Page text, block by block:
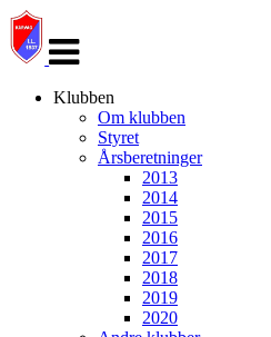
navigasjon
Klubben
Om klubben
Styret
Årsberetninger
2013
2014
2015
2016
2017
2018
2019
2020